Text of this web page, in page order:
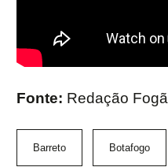
Fonte: Redação
Barreto Botafogo